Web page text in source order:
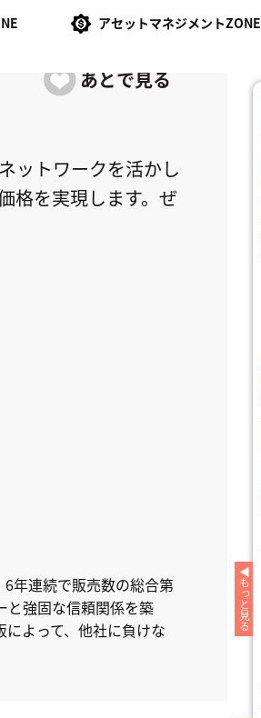
アセットマネジメントZONE
ットワークを活かし
格を実現します。ぜ
年連続で販売数の総合第
と強固な信頼関係を築
よって、他社に負けな
もっと見る